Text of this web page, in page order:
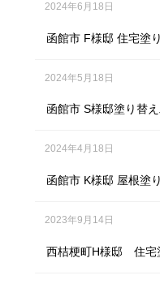
2024年6月18日
函館市 F様邸 住宅塗
2024年5月18日
函館市 S様邸塗り替
2024年4月18日
函館市 K様邸 屋根塗
2023年9月14日
西桔梗町H様邸 住宅